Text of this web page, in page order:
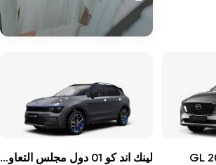
لينك اند كو 01 دول مجلس التعاون الخليجي بصوت أعلى برو 2025